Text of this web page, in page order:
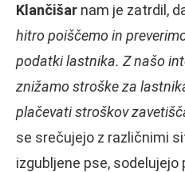
Klančišar nam je zatrdil,
hitro poiščemo in
podatki lastnika. Z našo
znižamo stroške za
plačevati stroškov
se srečujejo z različnimi
izgubljene pse,